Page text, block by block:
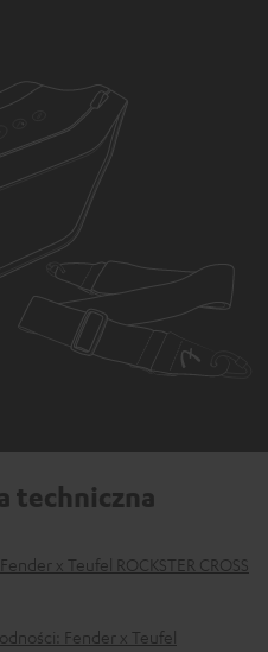
techniczna
x Teufel ROCKSTER CROSS
Fender x Teufel